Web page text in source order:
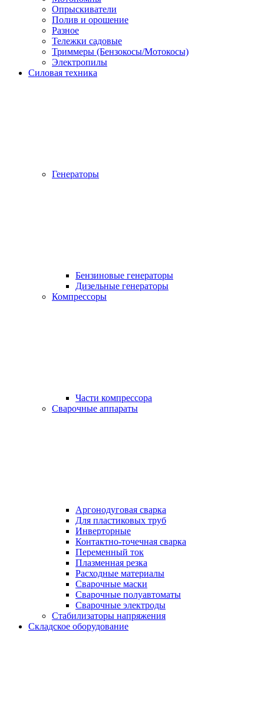
Опрыскиватели
Полив и орошение
Разное
Тележки садовые
Триммеры (Бензокосы/Мотокосы)
Электропилы
Силовая техника
Генераторы
Бензиновые генераторы
Дизельные генераторы
Компрессоры
Части компрессора
Сварочные аппараты
Аргонодуговая сварка
Для пластиковых труб
Инверторные
Контактно-точечная сварка
Переменный ток
Плазменная резка
Расходные материалы
Сварочные маски
Сварочные полуавтоматы
Сварочные электроды
Стабилизаторы напряжения
Складское оборудование